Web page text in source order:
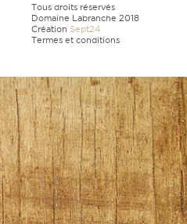
Tous droits réservés
Domaine Labranche 2018
Création Sept24
Termes et conditions